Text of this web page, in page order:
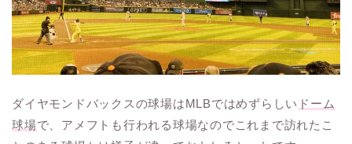
ダイヤモンドバックスの球場はMLBではめずらしい ドーム
球場で、アメフトも行われる球場なのでこれまで訪れたこ